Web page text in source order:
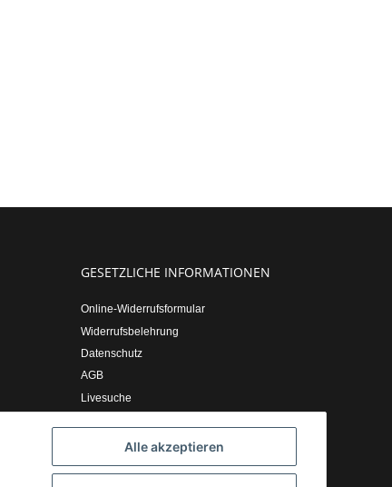
Alle akzeptieren
GESETZLICHE INFORMATIONEN
Online-Widerrufsformular
Widerrufsbelehrung
Datenschutz
AGB
Livesuche
Impressum